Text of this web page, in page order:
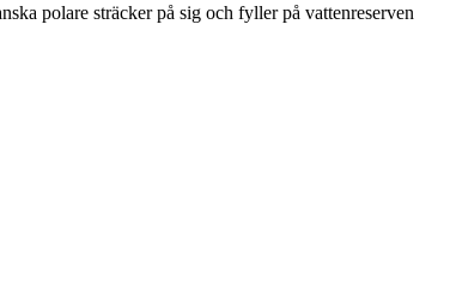
polare sträcker på sig och fyller på vattenreserven